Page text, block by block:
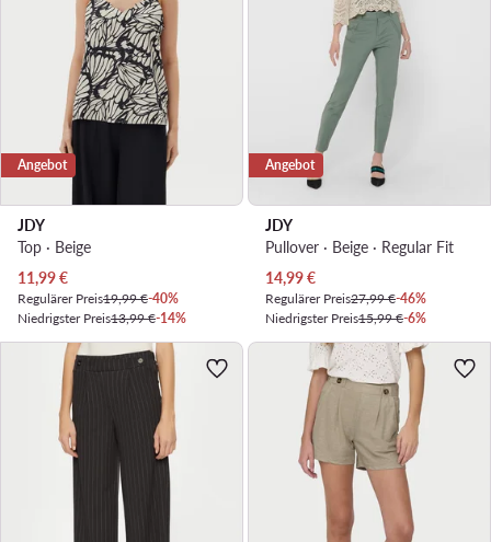
Angebot
JDY
Top · Beige
Aktueller Preis
11,99€
Regulärer Preis19,99 €-40%
Niedrigster Preis13,99 €-14%
Angebot
JDY
Pullover · Beige · Regular Fit
Aktueller Preis
14,99€
Regulärer Preis27,99 €-46%
Niedrigster Preis15,99 €-6%